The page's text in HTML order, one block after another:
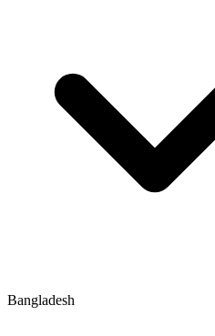
Bangladesh